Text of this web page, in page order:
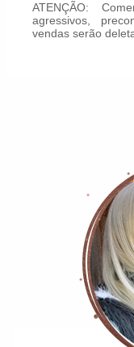
ATENÇÃO:
agressivos,
vendas serão